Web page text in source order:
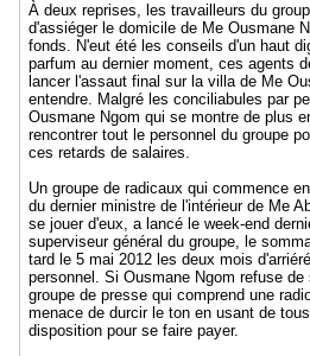
À deux reprises, les travailleurs du
d'assiéger le domicile de Me Ousmane
fonds. N'eut été les conseils d'un haut
parfum au dernier moment, ces agents
lancer l'assaut final sur la villa de Me
entendre. Malgré les conciliabules par
Ousmane Ngom qui se montre de plus
rencontrer tout le personnel du groupe
ces retards de salaires.
Un groupe de radicaux qui commence
du dernier ministre de l'intérieur de Me
se jouer d'eux, a lancé le week-end
superviseur général du groupe, le
tard le 5 mai 2012 les deux mois
personnel. Si Ousmane Ngom refuse
groupe de presse qui comprend une
menace de durcir le ton en usant de
disposition pour se faire payer.